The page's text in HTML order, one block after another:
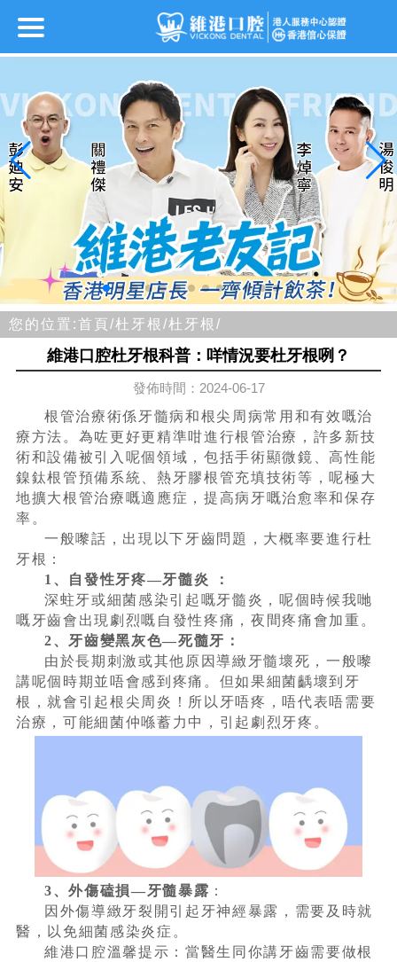
您的位置:首頁/杜牙根/杜牙根/
維港口腔杜牙根科普：咩情況要杜牙根咧？
發佈時間：2024-06-17
根管治療術係牙髓病和根尖周病常用和有效嘅治
療方法。為咗更好更精準咁進行根管治療，許多新技
術和設備被引入呢個領域，包括手術顯微鏡、高性能
鎳鈦根管預備系統、熱牙膠根管充填技術等，呢極大
地擴大根管治療嘅適應症，提高病牙嘅治愈率和保存
率。
一般嚟話，出現以下牙齒問題，大概率要進行杜
牙根：
1、自發性牙疼—牙髓炎 ：
深蛀牙或細菌感染引起嘅牙髓炎，呢個時候我哋
嘅牙齒會出現劇烈嘅自發性疼痛，夜間疼痛會加重。
2、牙齒變黑灰色—死髓牙：
由於長期刺激或其他原因導緻牙髓壞死，一般嚟
講呢個時期並唔會感到疼痛。但如果細菌齲壞到牙
根，就會引起根尖周炎！所以牙唔疼，唔代表唔需要
治療，可能細菌仲喺蓄力中，引起劇烈牙疼。
3、外傷磕損—牙髓暴露 ：
因外傷導緻牙裂開引起牙神經暴露，需要及時就
醫，以免細菌感染炎症。
維港口腔溫馨提示：當醫生同你講牙齒需要做根